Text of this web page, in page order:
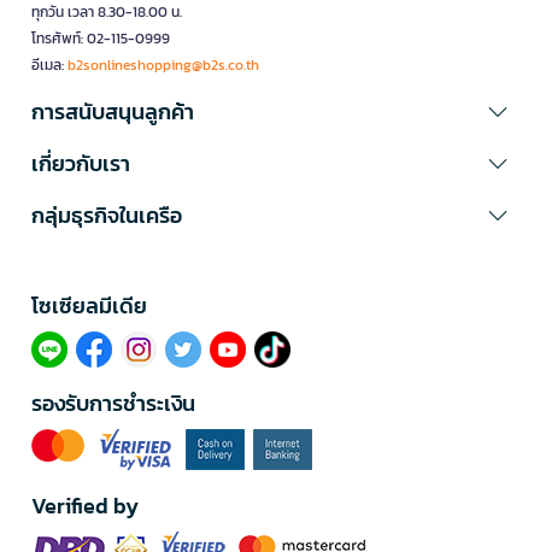
ทุกวัน เวลา 8.30-18.00 น.
โทรศัพท์: 02-115-0999
อีเมล:b2sonlineshopping@b2s.co.th
การสนับสนุนลูกค้า
เกี่ยวกับเรา
กลุ่มธุรกิจในเครือ
โซเซียลมีเดีย​
รองรับการชำระเงิน
Verified by